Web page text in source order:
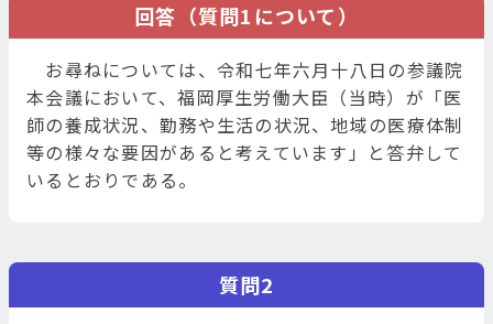
回答（質問1について）
お尋ねについては、令和七年六月十八日の参議院
本会議において、福岡厚生労働大臣（当時）が「医
師の養成状況、勤務や生活の状況、地域の医療体制
等の様々な要因があると考えています」と答弁して
いるとおりである。
質問2